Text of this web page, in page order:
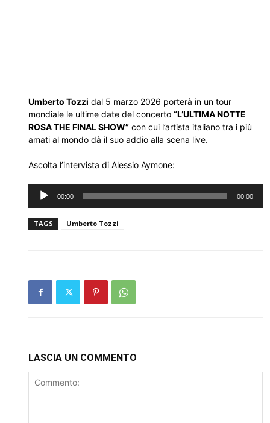
Umberto Tozzi dal 5 marzo 2026 porterà in un tour
mondiale le ultime date del concerto “L’ULTIMA NOTTE
ROSA THE FINAL SHOW” con cui l’artista italiano tra i più
amati al mondo dà il suo addio alla scena live.
Ascolta l’intervista di Alessio Aymone:
Audio
Player
00:00 00:00
TAGS Umberto Tozzi
LASCIA UN COMMENTO